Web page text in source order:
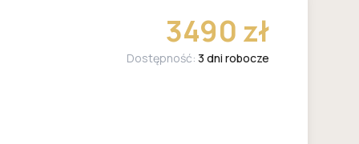
3490 zł
Dostępność: 3 dni robocze